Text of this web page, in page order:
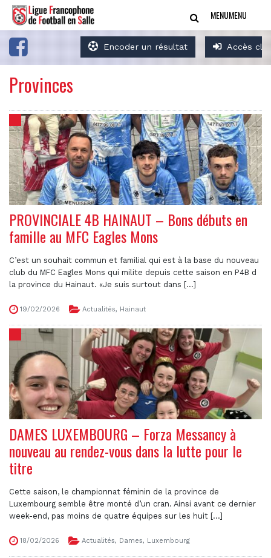
Encoder un résultat Accès
MENUMENU
Provinces
PROVINCIALE 4B HAINAUT – Bons débuts en
famille au MFC Eagles Mons
C’est un souhait commun et familial qui est à la base du nouveau
club du MFC Eagles Mons qui milite depuis cette saison en P4B d
la province du Hainaut. «Je suis surtout dans [...]
19/02/2026 Actualités, Hainaut
DAMES LUXEMBOURG – Forza Messancy à
nouveau au rendez-vous dans la lutte pour le
titre
Cette saison, le championnat féminin de la province de
Luxembourg semble être monté d’un cran. Ainsi avant ce dernier
week-end, pas moins de quatre équipes sur les huit [...]
18/02/2026 Actualités, Dames, Luxembourg